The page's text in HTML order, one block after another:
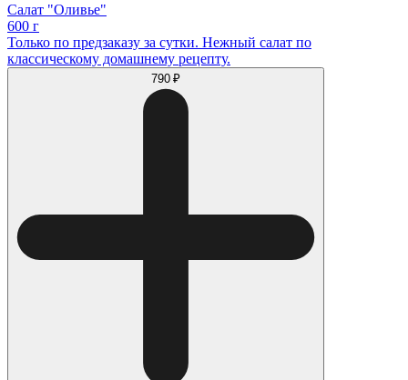
Салат "Оливье"
600 г
Только по предзаказу за сутки. Нежный салат по
классическому домашнему рецепту.
790 ₽